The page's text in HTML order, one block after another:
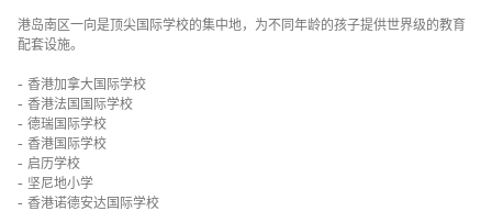
港岛南区一向是顶尖国际学校的集中地，为不同年龄的孩子提供世界级的教育
配套设施。
- 香港加拿大国际学校
- 香港法国国际学校
- 德瑞国际学校
- 香港国际学校
- 启历学校
- 坚尼地小学
- 香港诺德安达国际学校